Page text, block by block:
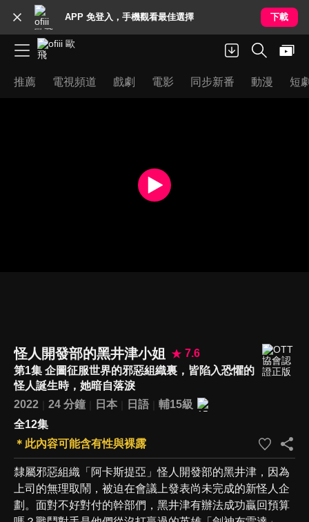
APP 免登入，手機觀看最佳選擇 下載
推薦 電視頻道 戲劇 電影 同步新番 動漫 短
怪人開發部的黑井津小姐
7.6
第1集 企圖征服世界的邪惡組織裏，皆陷入恐懼的
怪人誕生時，她暗自落淚
2022
24 分鐘 日本 日語
輔15級
全12集
＊此內容可能含有性與裸露
隸屬邪惡組織「阿卡斯提亞」怪人開發部的黑井津，因為
上司的無理取鬧，被迫在會議上發表尚未完成的新怪人企
劃。面對不好對付的幹部們，黑井津有辦法成功贏回預算